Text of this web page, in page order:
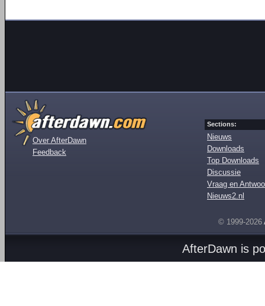
Over AfterDawn
Feedback
Sections:
Nieuws
Downloads
Top Downloads
Discussie
Vraag en
Nieuws2.nl
© 1999-2026
AfterDawn is